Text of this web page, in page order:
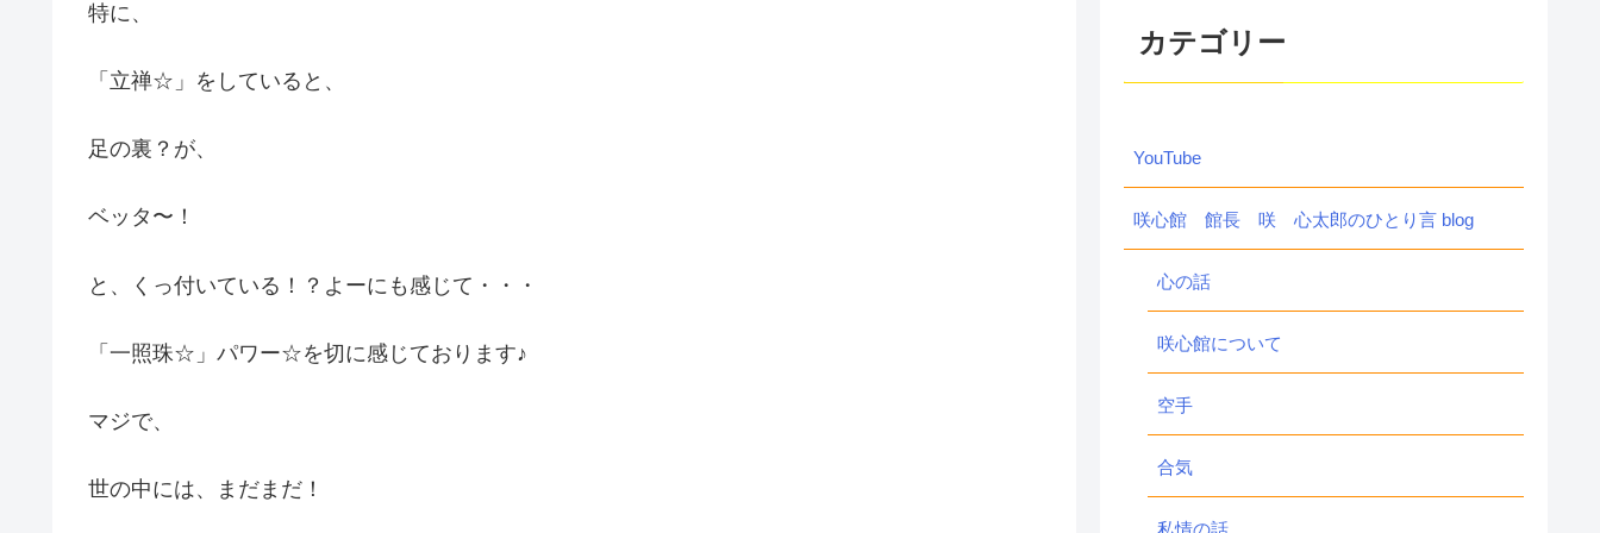
特に、
「立禅☆」をしていると、
足の裏？が、
ベッタ〜！
と、くっ付いている！？よーにも感じて・・・
「一照珠☆」パワー☆を切に感じております♪
マジで、
世の中には、まだまだ！
カテゴリー
YouTube
咲心館 館長 咲 心太郎のひとり言 blog
心の話
咲心館について
空手
合気
私情の話